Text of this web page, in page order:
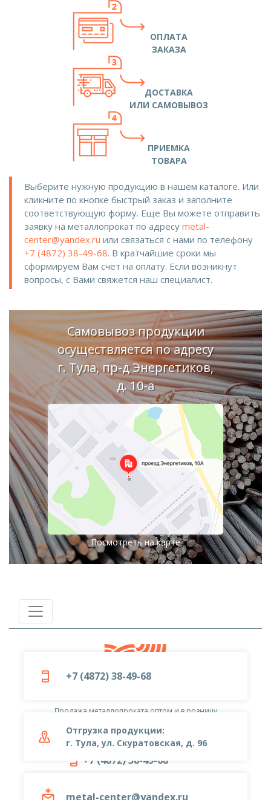
ОПЛАТА
ЗАКАЗА
ДОСТАВКА
ИЛИ САМОВЫВОЗ
ПРИЕМКА
ТОВАРА
Выберите нужную продукцию в нашем каталоге. Или
кликните по кнопке быстрый заказ и заполните
соответствующую форму. Еще Вы можете отправить
заявку на металлопрокат по адресу metal-
center@yandex.ru или связаться с нами по телефону
+7 (4872) 38-49-68. В кратчайшие сроки мы
сформируем Вам счет на оплату. Если возникнут
вопросы, с Вами свяжется наш специалист.
Самовывоз продукции
осуществляется по адресу
г. Тула, пр-д Энергетиков,
д. 10-а
Посмотреть на карте
+7 (4872) 38-49-68
Отгрузка продукции:
г. Тула, ул. Скуратовская, д. 96
metal-center@yandex.ru
Продажа металлопроката оптом и в розницу
+7 (4872) 38-49-68